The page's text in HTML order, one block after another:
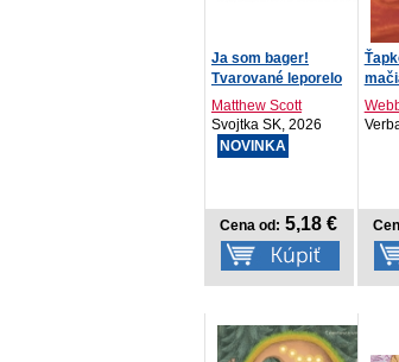
Ja som bager!
Tvarované leporelo
Matthew Scott
Svojtka SK, 2026
NOVINKA
Cena od: 5,18 €